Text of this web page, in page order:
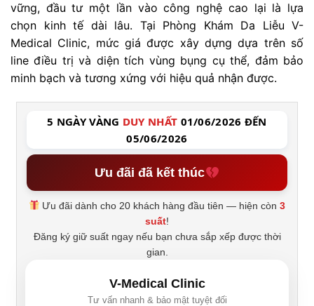
vững, đầu tư một lần vào công nghệ cao lại là lựa
chọn kinh tế dài lâu. Tại Phòng Khám Da Liễu V-
Medical Clinic, mức giá được xây dựng dựa trên số
line điều trị và diện tích vùng bụng cụ thể, đảm bảo
minh bạch và tương xứng với hiệu quả nhận được.
5 NGÀY VÀNG DUY NHẤT 01/06/2026 ĐẾN
05/06/2026
Ưu đãi đã kết thúc
Ưu đãi dành cho 20 khách hàng đầu tiên — hiện còn3
suất!
Đăng ký giữ suất ngay nếu bạn chưa sắp xếp được thời
gian.
V-Medical Clinic
Tư vấn nhanh & bảo mật tuyệt đối